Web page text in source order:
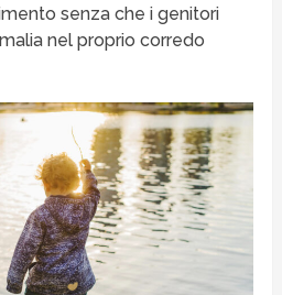
senza che i genitori
nel proprio corredo